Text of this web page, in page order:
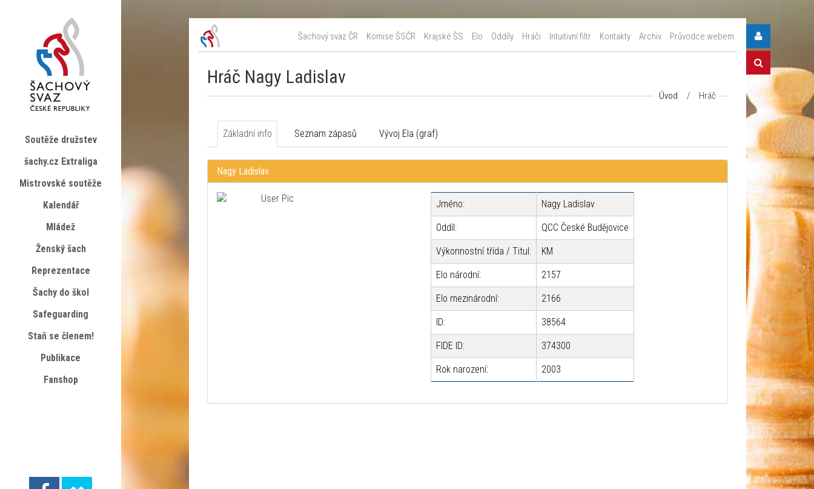
Šachový svaz ČR Komise ŠSČR Krajské ŠS Elo Oddíly Hráči Intuitivní filtr Kontakty Archiv Průvodce webem
Hráč Nagy Ladislav
Úvod / Hráč
Základní info Seznam zápasů Vývoj Ela (graf)
Nagy Ladislav
Jméno: Nagy Ladislav
Oddíl: QCC České Budějovice
Výkonnostní třída / Titul: KM
Elo národní: 2157
Elo mezinárodní: 2166
ID: 38564
FIDE ID: 374300
Rok narození: 2003
Soutěže družstev
šachy.cz Extraliga
Mistrovské soutěže
Kalendář
Mládež
Ženský šach
Reprezentace
Šachy do škol
Safeguarding
Staň se členem!
Publikace
Fanshop